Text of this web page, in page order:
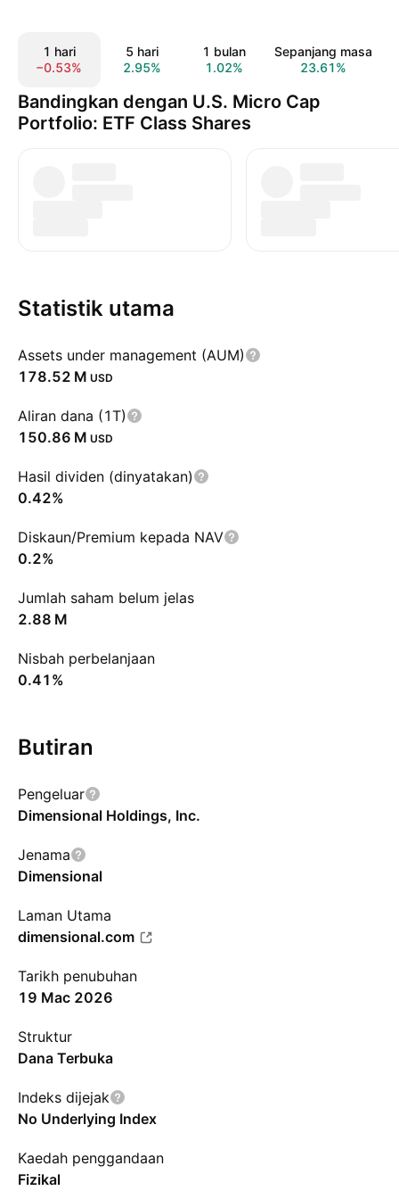
1 hari
−0.53%
5 hari
2.95%
1 bulan
1.02%
Sepanjang masa
23.61%
Bandingkan dengan U.S. Micro Cap
Portfolio: ETF Class Shares
Statistik utama
Assets under management (AUM)
‪178.52 M‬ USD
Aliran dana (1T)
‪150.86 M‬ USD
Hasil dividen (dinyatakan)
0.42%
Diskaun/Premium kepada NAV
0.2%
Jumlah saham belum jelas
‪2.88 M‬
Nisbah perbelanjaan
0.41%
Butiran
Pengeluar
Dimensional Holdings, Inc.
Jenama
Dimensional
Laman Utama
dimensional.com
Tarikh penubuhan
19 Mac 2026
Struktur
Dana Terbuka
Indeks dijejak
No Underlying Index
Kaedah penggandaan
Fizikal